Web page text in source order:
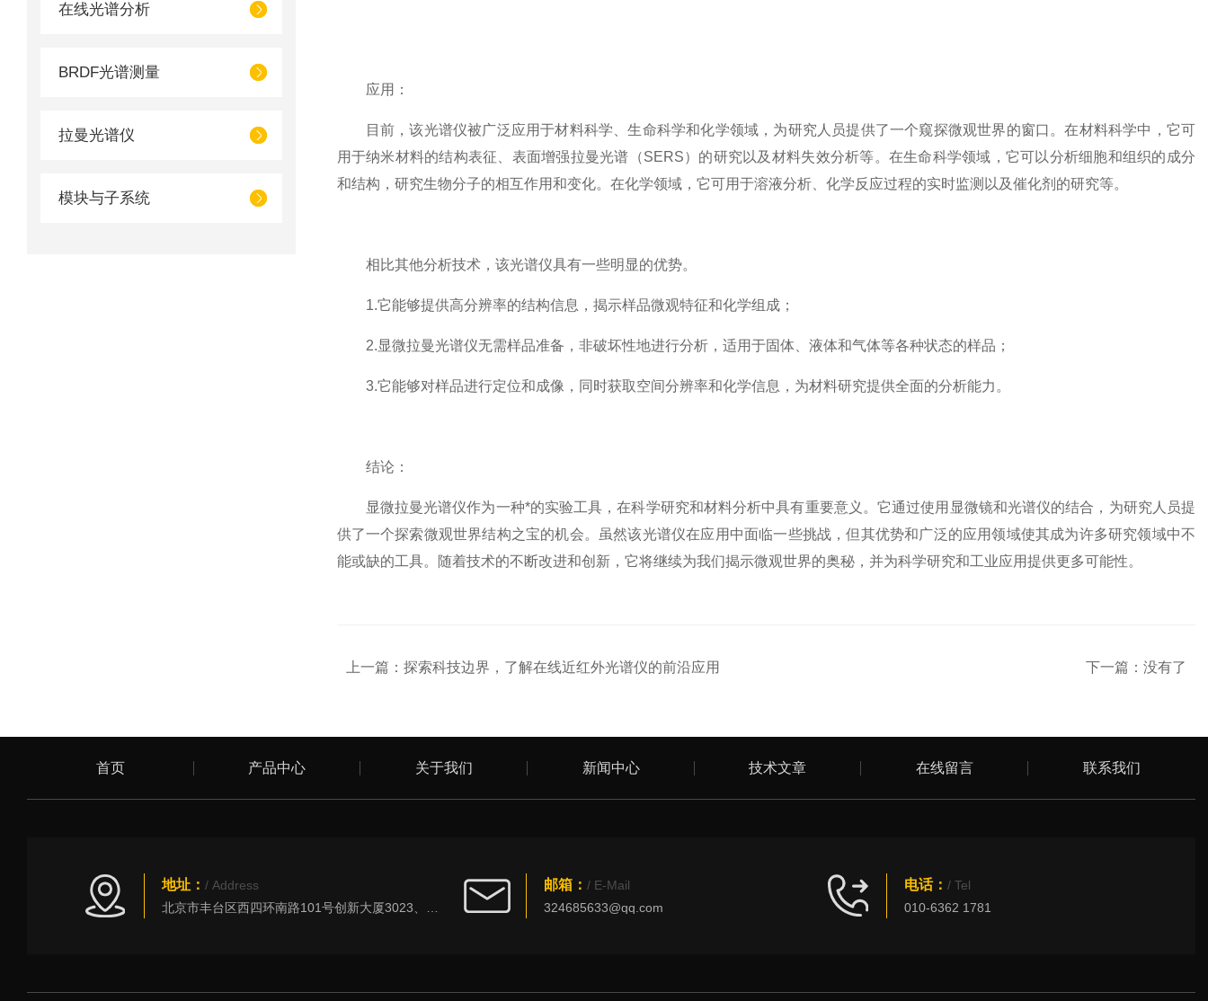
在线光谱分析
BRDF光谱测量
拉曼光谱仪
模块与子系统
应用：
目前，该光谱仪被广泛应用于材料科学、生命科学和化学领域，为研究人员提供了一个窥探微观世界的窗口。在材料科学中，它可
用于纳米材料的结构表征、表面增强拉曼光谱（SERS）的研究以及材料失效分析等。在生命科学领域，它可以分析细胞和组织的成分
和结构，研究生物分子的相互作用和变化。在化学领域，它可用于溶液分析、化学反应过程的实时监测以及催化剂的研究等。
相比其他分析技术，该光谱仪具有一些明显的优势。
1.它能够提供高分辨率的结构信息，揭示样品微观特征和化学组成；
2.显微拉曼光谱仪无需样品准备，非破坏性地进行分析，适用于固体、液体和气体等各种状态的样品；
3.它能够对样品进行定位和成像，同时获取空间分辨率和化学信息，为材料研究提供全面的分析能力。
结论：
显微拉曼光谱仪作为一种*的实验工具，在科学研究和材料分析中具有重要意义。它通过使用显微镜和光谱仪的结合，为研究人员提
供了一个探索微观世界结构之宝的机会。虽然该光谱仪在应用中面临一些挑战，但其优势和广泛的应用领域使其成为许多研究领域中不
能或缺的工具。随着技术的不断改进和创新，它将继续为我们揭示微观世界的奥秘，并为科学研究和工业应用提供更多可能性。
上一篇： 探索科技边界，了解在线近红外光谱仪的前沿应用 下一篇：没有了
首页 产品中心 关于我们 新闻中心 技术文章 在线留言 联系我们
地址： / Address
邮箱： / E-Mail
324685633@qq.com
电话： / Tel
010-6362 1781